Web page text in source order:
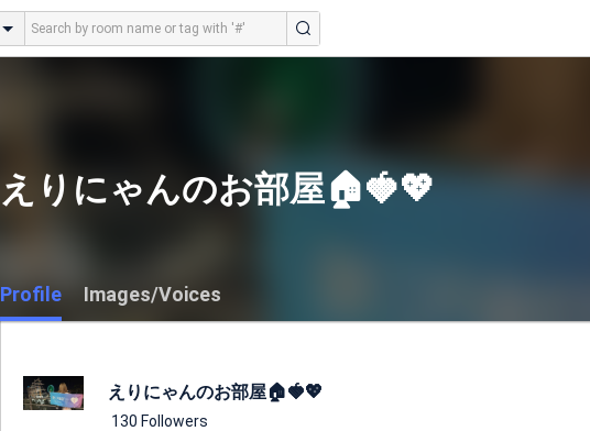
えりにゃんのお部屋🏠🍓💖
Profile Images/Voices
えりにゃんのお部屋🏠🍓💖
130 Followers